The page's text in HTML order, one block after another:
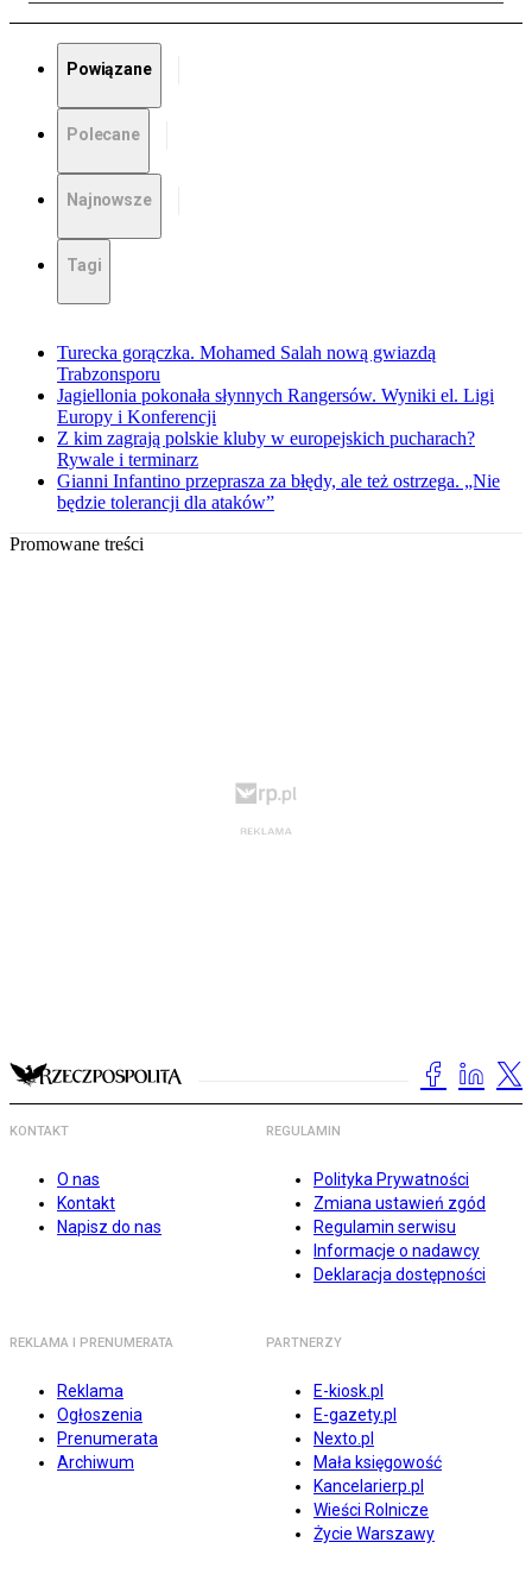
Powiązane
Polecane
Najnowsze
Tagi
Turecka gorączka. Mohamed Salah nową gwiazdą
Trabzonsporu
Jagiellonia pokonała słynnych Rangersów. Wyniki el. Ligi
Europy i Konferencji
Z kim zagrają polskie kluby w europejskich pucharach?
Rywale i terminarz
Gianni Infantino przeprasza za błędy, ale też ostrzega. „Nie
będzie tolerancji dla ataków”
Promowane treści
KONTAKT
O nas
Kontakt
Napisz do nas
REGULAMIN
Polityka Prywatności
Zmiana ustawień zgód
Regulamin serwisu
Informacje o nadawcy
Deklaracja dostępności
REKLAMA I PRENUMERATA
Reklama
Ogłoszenia
Prenumerata
Archiwum
PARTNERZY
E-kiosk.pl
E-gazety.pl
Nexto.pl
Mała księgowość
Kancelarierp.pl
Wieści Rolnicze
Życie Warszawy